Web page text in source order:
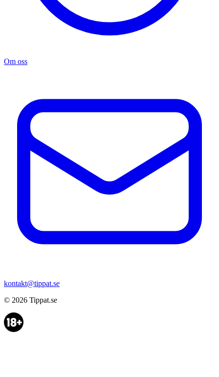
Om oss
kontakt@tippat.se
© 2026 Tippat.se